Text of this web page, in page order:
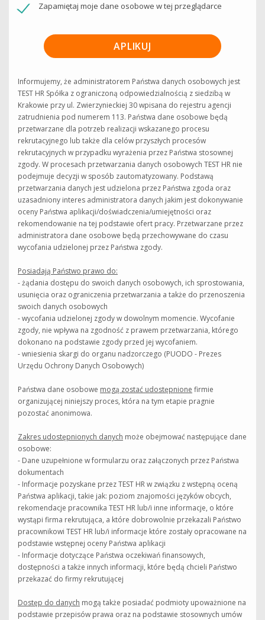
Zapamiętaj moje dane osobowe w tej przeglądarce
APLIKUJ
Informujemy, że administratorem Państwa danych osobowych jest
TEST HR Spółka z ograniczoną odpowiedzialnością z siedzibą w
Krakowie przy ul. Zwierzynieckiej 30 wpisana do rejestru agencji
zatrudnienia pod numerem 113. Państwa dane osobowe będą
przetwarzane dla potrzeb realizacji wskazanego procesu
rekrutacyjnego lub także dla celów przyszłych procesów
rekrutacyjnych w przypadku wyrażenia przez Państwa stosownej
zgody. W procesach przetwarzania danych osobowych TEST HR nie
podejmuje decyzji w sposób zautomatyzowany. Podstawą
przetwarzania danych jest udzielona przez Państwa zgoda oraz
uzasadniony interes administratora danych jakim jest dokonywanie
oceny Państwa aplikacji/doświadczenia/umiejętności oraz
rekomendowanie na tej podstawie ofert pracy. Przetwarzane przez
administratora dane osobowe będą przechowywane do czasu
wycofania udzielonej przez Państwa zgody.
Posiadają Państwo prawo do:
- żądania dostępu do swoich danych osobowych, ich sprostowania,
usunięcia oraz ograniczenia przetwarzania a także do przenoszenia
swoich danych osobowych
- wycofania udzielonej zgody w dowolnym momencie. Wycofanie
zgody, nie wpływa na zgodność z prawem przetwarzania, którego
dokonano na podstawie zgody przed jej wycofaniem.
- wniesienia skargi do organu nadzorczego (PUODO - Prezes
Urzędu Ochrony Danych Osobowych)
Państwa dane osobowe mogą zostać udostępnione firmie
organizującej niniejszy proces, która na tym etapie pragnie
pozostać anonimowa.
Zakres udostępnionych danych może obejmować następujące dane
osobowe:
- Dane uzupełnione w formularzu oraz załączonych przez Państwa
dokumentach
- Informacje pozyskane przez TEST HR w związku z wstępną oceną
Państwa aplikacji, takie jak: poziom znajomości języków obcych,
rekomendacje pracownika TEST HR lub/i inne informacje, o które
wystąpi firma rekrutująca, a które dobrowolnie przekazali Państwo
pracownikowi TEST HR lub/i informacje które zostały opracowane na
podstawie wstępnej oceny Państwa aplikacji
- Informacje dotyczące Państwa oczekiwań finansowych,
dostępności a także innych informacji, które będą chcieli Państwo
przekazać do firmy rekrutującej
Dostęp do danych mogą także posiadać podmioty upoważnione na
podstawie przepisów prawa oraz na podstawie stosownych umów